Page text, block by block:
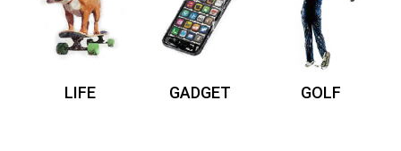
LIFE GADGET GOLF